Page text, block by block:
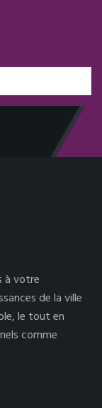
à votre
de la ville
le tout en
comme